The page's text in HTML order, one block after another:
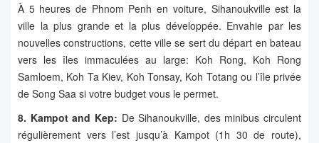
À 5 heures de Phnom Penh en voiture, Sihanoukville est la
ville la plus grande et la plus développée. Envahie par les
nouvelles constructions, cette ville se sert du départ en bateau
vers les îles immaculées au large: Koh Rong, Koh Rong
Samloem, Koh Ta Kiev, Koh Tonsay, Koh Totang ou l’île privée
de Song Saa si votre budget vous le permet.
8. Kampot and Kep: De Sihanoukville, des minibus circulent
régulièrement vers l’est jusqu’à Kampot (1h 30 de route),